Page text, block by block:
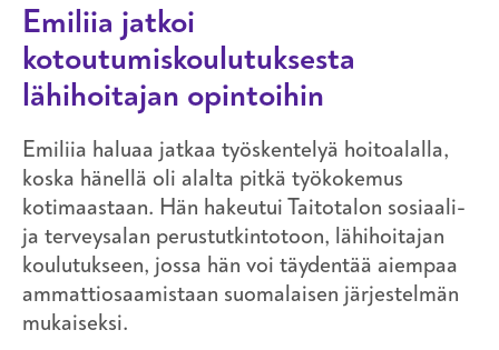
Emiliia jatkoi
kotoutumiskoulutuksesta
lähihoitajan opintoihin
Emiliia haluaa jatkaa työskentelyä hoitoalalla,
koska hänellä oli alalta pitkä työkokemus
kotimaastaan. Hän hakeutui Taitotalon sosiaali-
ja terveysalan perustutkintotoon, lähihoitajan
koulutukseen, jossa hän voi täydentää aiempaa
ammattiosaamistaan suomalaisen järjestelmän
mukaiseksi.